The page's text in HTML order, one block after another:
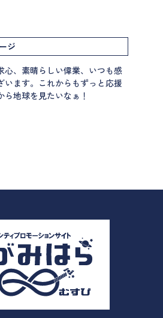
ジ
心、素晴らしい偉業、いつも感
います。これからもずっと応援
ら地球を見たいなぁ！